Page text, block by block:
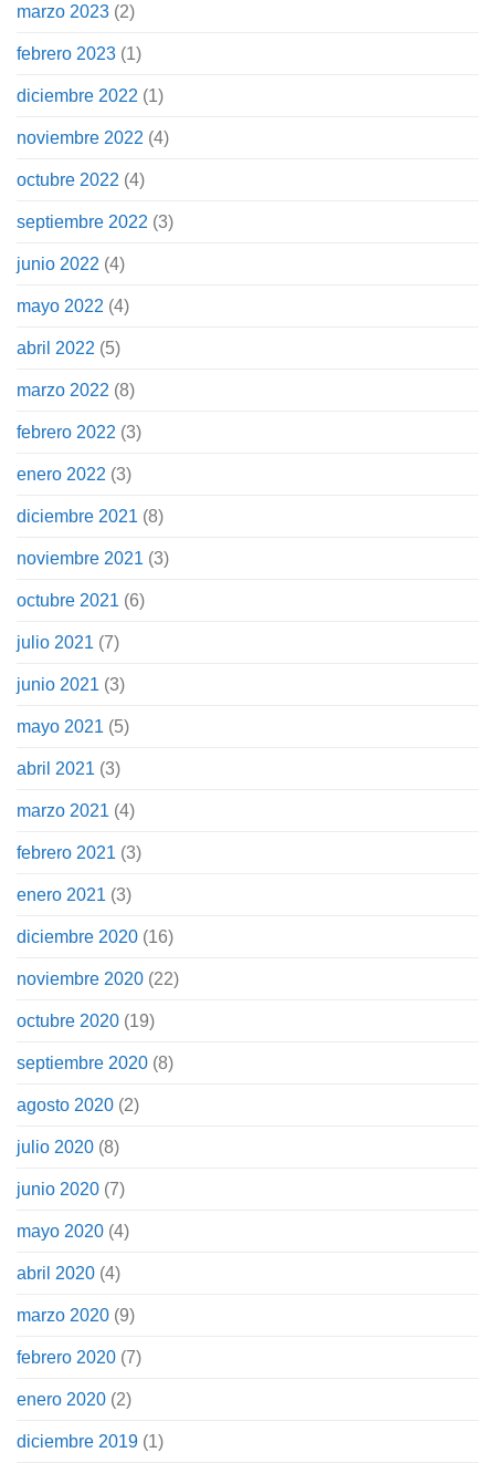
marzo 2023 (2)
febrero 2023 (1)
diciembre 2022 (1)
noviembre 2022 (4)
octubre 2022 (4)
septiembre 2022 (3)
junio 2022 (4)
mayo 2022 (4)
abril 2022 (5)
marzo 2022 (8)
febrero 2022 (3)
enero 2022 (3)
diciembre 2021 (8)
noviembre 2021 (3)
octubre 2021 (6)
julio 2021 (7)
junio 2021 (3)
mayo 2021 (5)
abril 2021 (3)
marzo 2021 (4)
febrero 2021 (3)
enero 2021 (3)
diciembre 2020 (16)
noviembre 2020 (22)
octubre 2020 (19)
septiembre 2020 (8)
agosto 2020 (2)
julio 2020 (8)
junio 2020 (7)
mayo 2020 (4)
abril 2020 (4)
marzo 2020 (9)
febrero 2020 (7)
enero 2020 (2)
diciembre 2019 (1)